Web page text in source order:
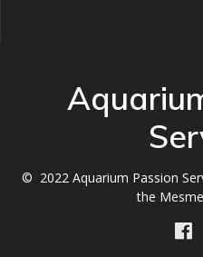
© 2022 Aquarium Passion
the